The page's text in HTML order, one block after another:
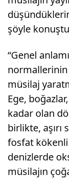
şöyle
“Genel
müsilaj
Ege,
kadar olan
birlikte, aşırı
fosfat kökenli
denizlerde
müsilajın